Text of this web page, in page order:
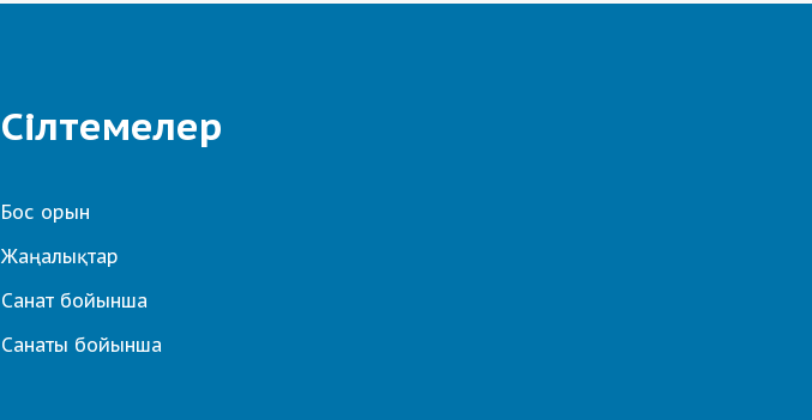
Сілтемелер
Бос орын
Жаңалықтар
Санат бойынша
Санаты бойынша